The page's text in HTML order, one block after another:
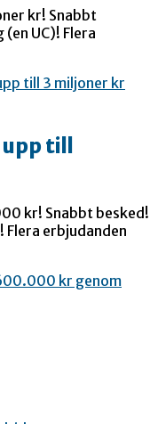
kr! Snabbt
UC)! Flera
till
kr! Snabbt besked!
Flera erbjudanden